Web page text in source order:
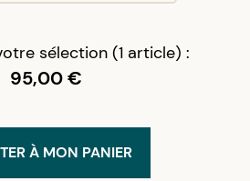
sélection (1 article) :
95,00 €
À MON PANIER